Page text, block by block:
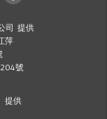
司 提供
萍
號
提供